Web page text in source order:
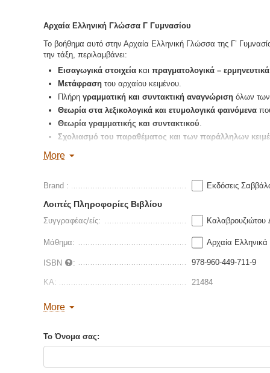
Αρχαία Ελληνική Γλώσσα Γ Γυμνασίου
Το βοήθημα αυτό στην Αρχαία Ελληνική Γλώσσα της Γ’
την τάξη, περιλαμβάνει:
Εισαγωγικά στοιχεία καιπραγματολογικά –
Μετάφραση του αρχαίου κειμένου.
Πλήρηγραμματική και συντακτική αναγνώριση όλων των
Θεωρία στα λεξικολογικά και ετυμολογικά φαινόμενα
Θεωρία γραμματικής και συντακτικού.
Σχολιασμό του παραθέματος και των παράλληλων
Οι απαντήσεις στις πρόσθετες ασκήσεις και στα κριτήρια
More
Brand : Εκδόσεις
Λοιπές Πληροφορίες Βιβλίου
Συγγραφέας/είς: Καλαβρουζιώτου
Μάθημα: Αρχαία Ελληνικά
ISBN : 978-960-449-711-9
ΚΑ:
21484
Τύπος Εξωφύλλου:
Βρείτε παρόμοια
More
Το Όνομα σας: